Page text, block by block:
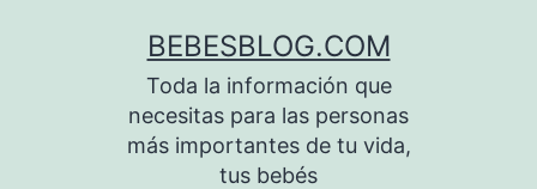
BEBESBLOG.COM
Toda la información que
necesitas para las personas
más importantes de tu vida,
tus bebés